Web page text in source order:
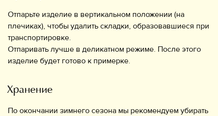
Отпарьте изделие в вертикальном положении (на
плечиках), чтобы удалить складки, образовавшиеся при
транспортировке.
Отпаривать лучше в деликатном режиме. После этого
изделие будет готово к примерке.
Хранение
По окончании зимнего сезона мы рекомендуем убирать